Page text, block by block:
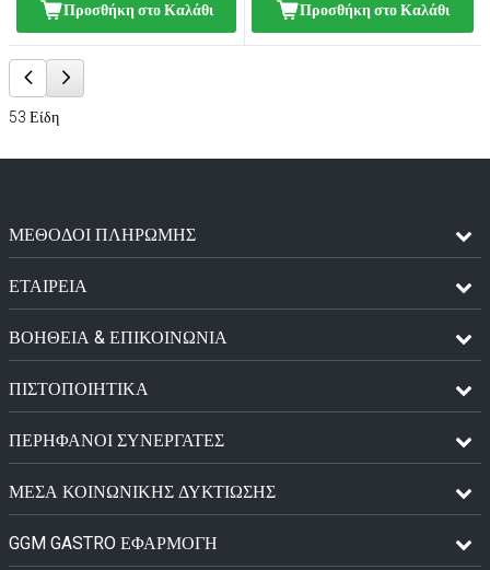
Προσθήκη στο Καλάθι Προσθήκη στο Καλάθι
53 Είδη
ΜΈΘΟΔΟΙ ΠΛΗΡΩΜΉΣ
ΕΤΑΙΡΕΙΑ
ΒΟΗΘΕΙΑ & ΕΠΙΚΟΙΝΩΝΙΑ
ΠΙΣΤΟΠΟΙΗΤΙΚΆ
ΠΕΡΉΦΑΝΟΙ ΣΥΝΕΡΓΆΤΕΣ
ΜΈΣΑ ΚΟΙΝΩΝΙΚΉΣ ΔΥΚΤΊΩΣΗΣ
GGM GASTRO ΕΦΑΡΜΟΓΉ